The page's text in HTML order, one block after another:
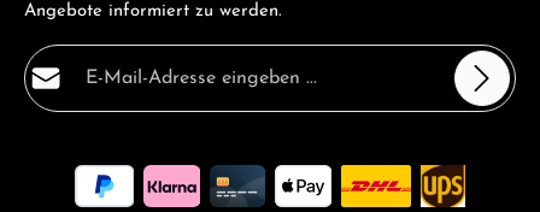
Angebote informiert zu werden.
E-Mail-Adresse*
Ich habe die
Datenschutzbestimmungen
zur Kenntnis
genommen und dieAGBgelesen und bin mit ihnen
Pflichtfelder.